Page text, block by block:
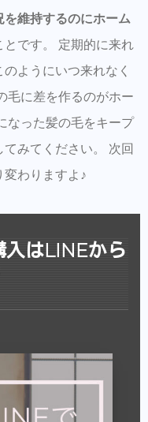
を維持するのにホーム
とです。 定期的に来れ
ようにいつ来れなく
毛に差を作るのがホー
なった髪の毛をキープ
みてください。 次回
変わりますよ♪
入はLINEから